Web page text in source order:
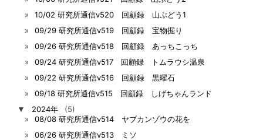
10/02 研究所通信v520 回顧録 山ぶどう1
09/29 研究所通信v519 回顧録 宝物掘り
09/26 研究所通信v518 回顧録 あっちこっち
09/24 研究所通信v517 回顧録 トムラウシ温泉
09/22 研究所通信v516 回顧録 黒曜石
09/18 研究所通信v515 回顧録 しげちゃんランド
▼
2024年
(5)
08/08 研究所通信v514 ヤブカンゾウの花を
06/26 研究所通信v513 ミソ